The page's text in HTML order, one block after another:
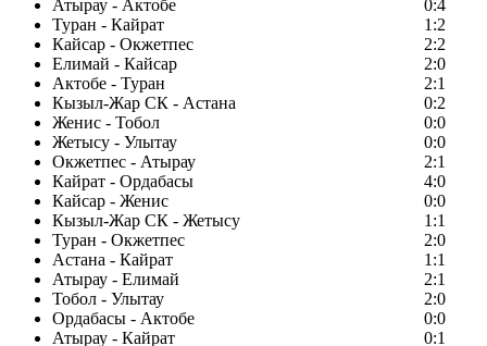
Атырау - Актобе
0:4
Туран - Кайрат
1:2
Кайсар - Окжетпес
2:2
Елимай - Кайсар
2:0
Актобе - Туран
2:1
Кызыл-Жар СК - Астана
0:2
Женис - Тобол
0:0
Жетысу - Улытау
0:0
Окжетпес - Атырау
2:1
Кайрат - Ордабасы
4:0
Кайсар - Женис
0:0
Кызыл-Жар СК - Жетысу
1:1
Туран - Окжетпес
2:0
Астана - Кайрат
1:1
Атырау - Елимай
2:1
Тобол - Улытау
2:0
Ордабасы - Актобе
0:0
Атырау - Кайрат
0:1